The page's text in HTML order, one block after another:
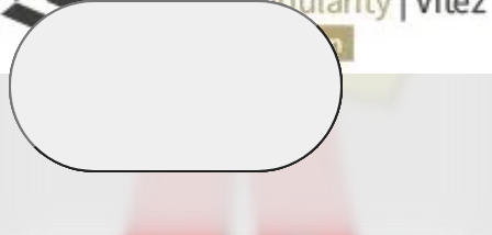
Povlečení s fototiskem
Výhodné sady